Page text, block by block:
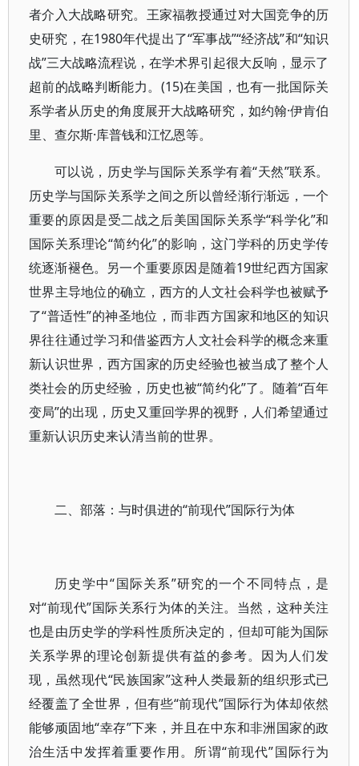
者介入大战略研究。王家福教授通过对大国竞争的历
史研究，在1980年代提出了“军事战”“经济战”和“知识
战”三大战略流程说，在学术界引起很大反响，显示了
超前的战略判断能力。(15)在美国，也有一批国际关
系学者从历史的角度展开大战略研究，如约翰·伊肯伯
里、查尔斯·库普钱和江忆恩等。
可以说，历史学与国际关系学有着“天然”联系。
历史学与国际关系学之间之所以曾经渐行渐远，一个
重要的原因是受二战之后美国国际关系学“科学化”和
国际关系理论“简约化”的影响，这门学科的历史学传
统逐渐褪色。另一个重要原因是随着19世纪西方国家
世界主导地位的确立，西方的人文社会科学也被赋予
了“普适性”的神圣地位，而非西方国家和地区的知识
界往往通过学习和借鉴西方人文社会科学的概念来重
新认识世界，西方国家的历史经验也被当成了整个人
类社会的历史经验，历史也被“简约化”了。随着“百年
变局”的出现，历史又重回学界的视野，人们希望通过
重新认识历史来认清当前的世界。
二、部落：与时俱进的“前现代”国际行为体
历史学中“国际关系”研究的一个不同特点，是
对“前现代”国际关系行为体的关注。当然，这种关注
也是由历史学的学科性质所决定的，但却可能为国际
关系学界的理论创新提供有益的参考。因为人们发
现，虽然现代“民族国家”这种人类最新的组织形式已
经覆盖了全世界，但有些“前现代”国际行为体却依然
能够顽固地“幸存”下来，并且在中东和非洲国家的政
治生活中发挥着重要作用。所谓“前现代”国际行为